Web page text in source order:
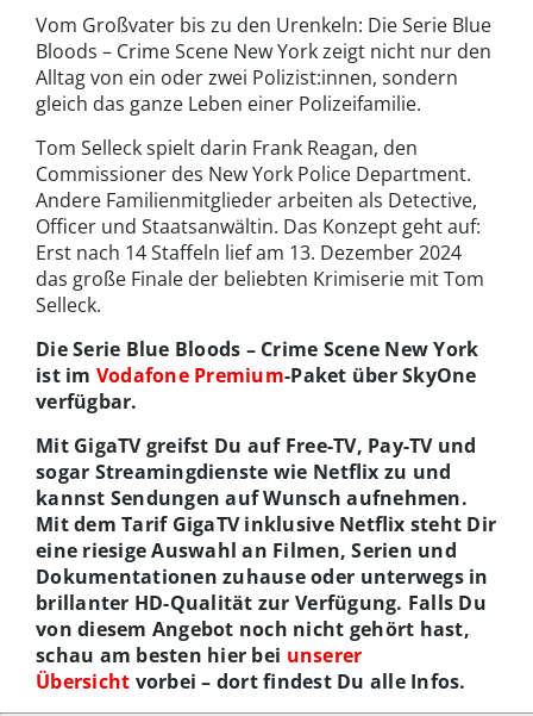
Vom Großvater bis zu den Urenkeln: Die Serie Blue
Bloods – Crime Scene New York zeigt nicht nur den
Alltag von ein oder zwei Polizist:innen, sondern
gleich das ganze Leben einer Polizeifamilie.
Tom Selleck spielt darin Frank Reagan, den
Commissioner des New York Police Department.
Andere Familienmitglieder arbeiten als Detective,
Officer und Staatsanwältin. Das Konzept geht auf:
Erst nach 14 Staffeln lief am 13. Dezember 2024
das große Finale der beliebten Krimiserie mit Tom
Selleck.
Die Serie Blue Bloods – Crime Scene New York
ist im Vodafone Premium-Paket über SkyOne
verfügbar.
Mit GigaTV greifst Du auf Free-TV, Pay-TV und
sogar Streamingdienste wie Netflix zu und
kannst Sendungen auf Wunsch aufnehmen.
Mit dem Tarif GigaTV inklusive Netflix steht Dir
eine riesige Auswahl an Filmen, Serien und
Dokumentationen zuhause oder unterwegs in
brillanter HD-Qualität zur Verfügung. Falls Du
von diesem Angebot noch nicht gehört hast,
schau am besten hier bei unserer
Übersicht vorbei – dort findest Du alle Infos.